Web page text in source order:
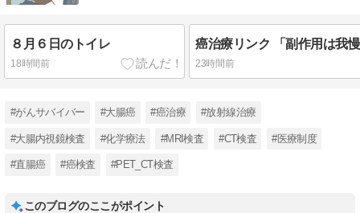
８月６日のトイレ
18時間前 23時間前
#がんサバイバー #大腸癌 #癌治療 #放射線治療
#大腸内視鏡検査 #化学療法 #MRI検査 #CT検査 #医療制度
#直腸癌 #癌検査 #PET_CT検査
このブログのここがポイント